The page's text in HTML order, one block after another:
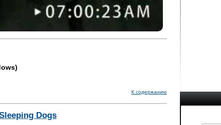
К содержанию
Dogs